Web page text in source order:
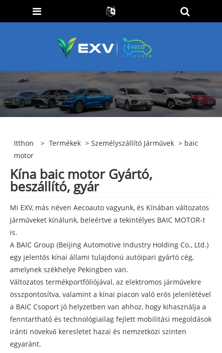
Itthon > Termékek >Személyszállító Járművek > baic
motor
Kína baic motor Gyártó,
beszállító, gyár
Mi EXV, más néven Aecoauto vagyunk, és Kínában változatos
járműveket kínálunk, beleértve a tekintélyes BAIC MOTOR-t
is.
A BAIC Group (Beijing Automotive Industry Holding Co., Ltd.)
egy jelentős kínai állami tulajdonú autóipari gyártó cég,
amelynek székhelye Pekingben van.
Változatos termékportfóliójával, az elektromos járművekre
összpontosítva, valamint a kínai piacon való erős jelenlétével
a BAIC Csoport jó helyzetben van ahhoz, hogy kihasználja a
fenntartható és technológiailag fejlett mobilitási megoldások
iránti növekvő keresletet hazai és nemzetközi szinten
egyaránt.